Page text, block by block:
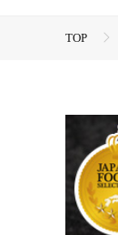
TOP